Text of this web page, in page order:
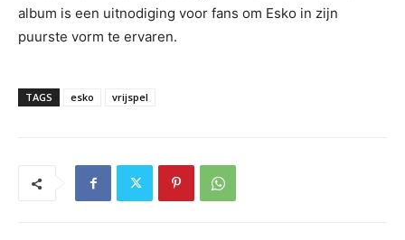
album is een uitnodiging voor fans om Esko in zijn
puurste vorm te ervaren.
TAGS esko vrijspel